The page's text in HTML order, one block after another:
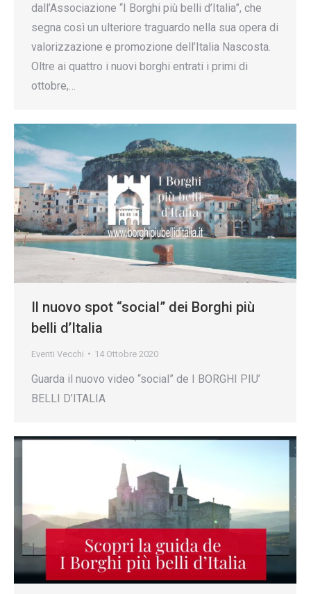
dall’Associazione “I Borghi più belli d’Italia”, che
segna così un ulteriore traguardo nella sua opera di
valorizzazione e promozione dell’Italia Nascosta.
Oltre ai quattro i nuovi borghi entrati i primi di
ottobre,…
Il nuovo spot “social” dei Borghi più
belli d’Italia
Eventi Vecchi 14 Ottobre 2020
Guarda il nuovo video “social” de I BORGHI PIU’
BELLI D’ITALIA